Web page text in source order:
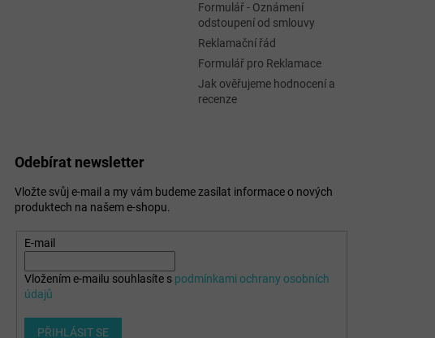
Formulář - Oznámení
odstoupení od smlouvy
Reklamační řád
Formulář pro Reklamace
Jak ověřujeme hodnocení a
recenze
Odebírat newsletter
Vložte svůj e-mail a my vám budeme zasílat informace o nových
produktech na našem e-shopu.
E-mail
Vložením e-mailu souhlasíte s podmínkami ochrany osobních
údajů
PŘIHLÁSIT SE